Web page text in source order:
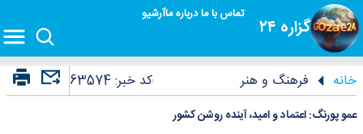
گزاره ۲۴
تماس با مادرباره ماآرشیو
خانه فرهنگ و هنر کد خبر:63574
عمو پورنگ: اعتماد و امید، آینده روشن کشور